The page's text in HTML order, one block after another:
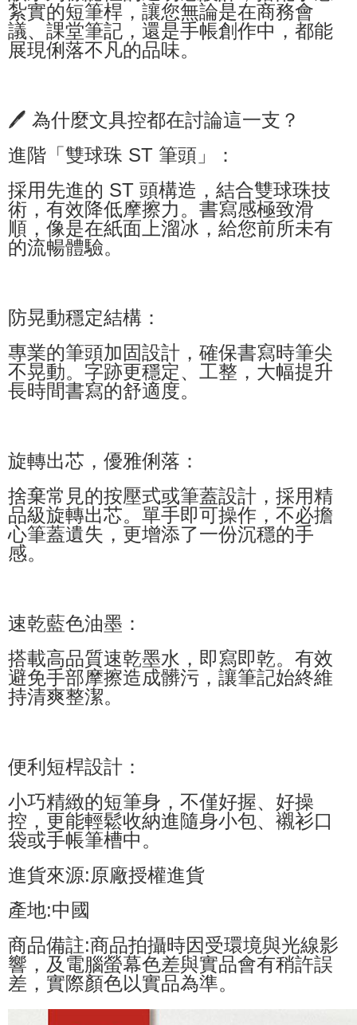
紮實的短筆桿，讓您無論是在商務會
議、課堂筆記，還是手帳創作中，都能
展現俐落不凡的品味。
🖊️ 為什麼文具控都在討論這一支？
進階「雙球珠 ST 筆頭」：
採用先進的 ST 頭構造，結合雙球珠技
術，有效降低摩擦力。書寫感極致滑
順，像是在紙面上溜冰，給您前所未有
的流暢體驗。
防晃動穩定結構：
專業的筆頭加固設計，確保書寫時筆尖
不晃動。字跡更穩定、工整，大幅提升
長時間書寫的舒適度。
旋轉出芯，優雅俐落：
捨棄常見的按壓式或筆蓋設計，採用精
品級旋轉出芯。單手即可操作，不必擔
心筆蓋遺失，更增添了一份沉穩的手
感。
速乾藍色油墨：
搭載高品質速乾墨水，即寫即乾。有效
避免手部摩擦造成髒污，讓筆記始終維
持清爽整潔。
便利短桿設計：
小巧精緻的短筆身，不僅好握、好操
控，更能輕鬆收納進隨身小包、襯衫口
袋或手帳筆槽中。
進貨來源:原廠授權進貨
產地:中國
商品備註:商品拍攝時因受環境與光線影
響，及電腦螢幕色差與實品會有稍許誤
差，實際顏色以實品為準。